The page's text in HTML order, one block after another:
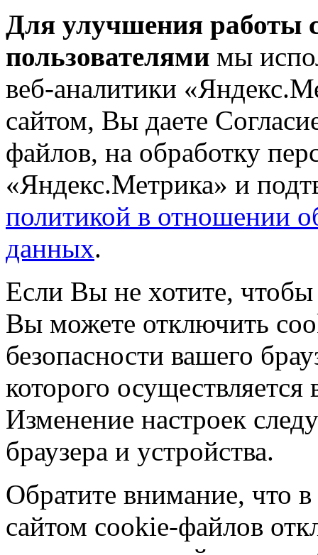
Для улучшения работы
пользователями мы
веб-аналитики
сайтом, Вы даете
файлов, на обработку
«Яндекс.Метрика» и
политикой в отношении
данных.
Если Вы не хотите,
Вы можете отключить
безопасности вашего
которого
Изменение настроек
браузера и устройства.
Обратите внимание, что в
сайтом cookie-файлов